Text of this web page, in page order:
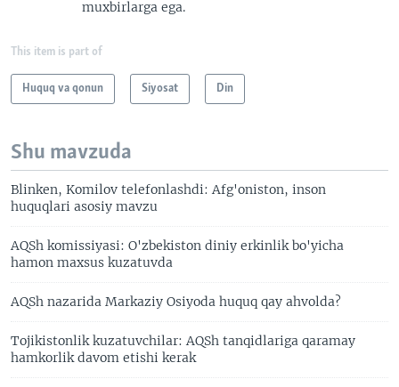
muxbirlarga ega.
This item is part of
Huquq va qonun Siyosat Din
Shu mavzuda
Blinken, Komilov telefonlashdi: Afg'oniston, inson
huquqlari asosiy mavzu
AQSh komissiyasi: O'zbekiston diniy erkinlik bo'yicha
hamon maxsus kuzatuvda
AQSh nazarida Markaziy Osiyoda huquq qay ahvolda?
Tojikistonlik kuzatuvchilar: AQSh tanqidlariga qaramay
hamkorlik davom etishi kerak